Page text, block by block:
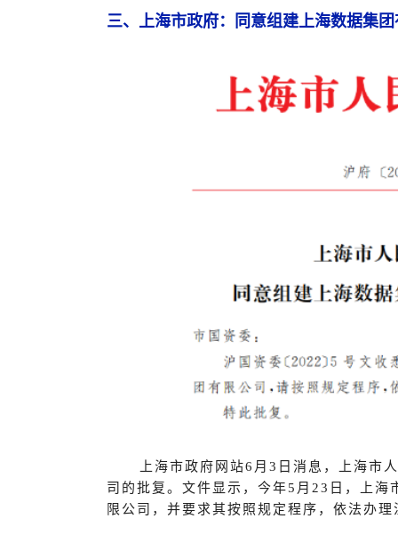
三、上海市政府：同意组建上海数据集
上海市政府网站6月3日消息，上海市
司的批复。文件显示，今年5月23日，上
限公司，并要求其按照规定程序，依法办